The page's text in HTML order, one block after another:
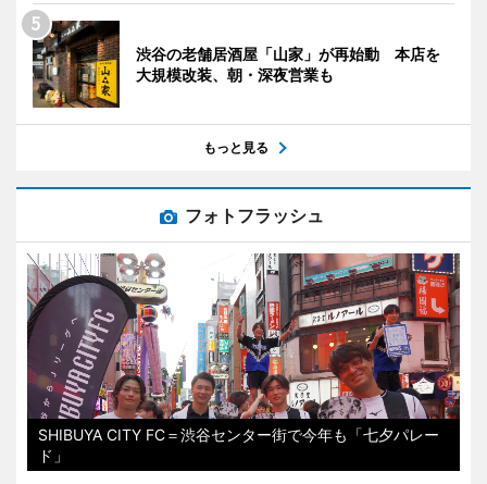
渋谷の老舗居酒屋「山家」が再始動 本店を
大規模改装、朝・深夜営業も
もっと見る
フォトフラッシュ
SHIBUYA CITY FC＝渋谷センター街で今年も「七夕パレー
ド」